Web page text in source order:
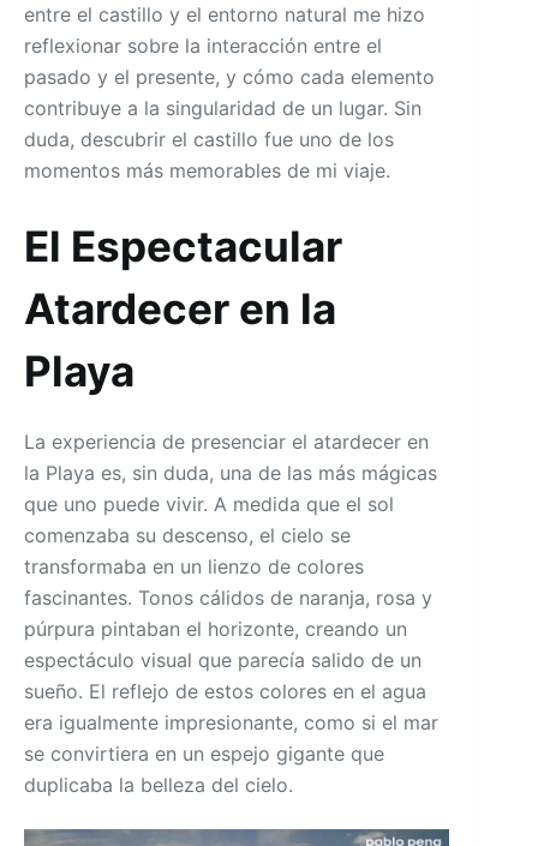
entre el castillo y el entorno natural me hizo
reflexionar sobre la interacción entre el
pasado y el presente, y cómo cada elemento
contribuye a la singularidad de un lugar. Sin
duda, descubrir el castillo fue uno de los
momentos más memorables de mi viaje.
El Espectacular
Atardecer en la
Playa
La experiencia de presenciar el atardecer en
la Playa es, sin duda, una de las más mágicas
que uno puede vivir. A medida que el sol
comenzaba su descenso, el cielo se
transformaba en un lienzo de colores
fascinantes. Tonos cálidos de naranja, rosa y
púrpura pintaban el horizonte, creando un
espectáculo visual que parecía salido de un
sueño. El reflejo de estos colores en el agua
era igualmente impresionante, como si el mar
se convirtiera en un espejo gigante que
duplicaba la belleza del cielo.